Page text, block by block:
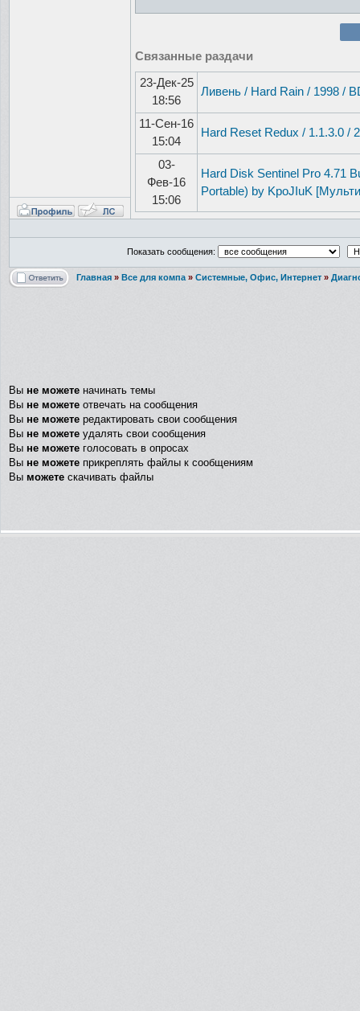
Связанные раздачи
23-Дек-25
18:56
Ливень / Hard Rain / 1998 /
11-Сен-16
15:04
Hard Reset Redux / 1.1.3.0 /
03-
Фев-16
15:06
Hard Disk Sentinel Pro 4.71
Portable) by KpoJIuK
Показать сообщения:
Главная » Все для компа » Системные, Офис, Интернет »
Вы не можете начинать темы
Вы не можете отвечать на сообщения
Вы не можете редактировать свои сообщения
Вы не можете удалять свои сообщения
Вы не можете голосовать в опросах
Вы не можете прикреплять файлы к сообщениям
Вы можете скачивать файлы